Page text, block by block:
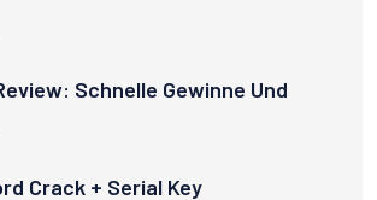
Schnelle Gewinne Und
Crack + Serial Key